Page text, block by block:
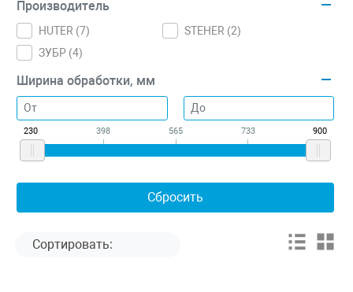
Производитель
HUTER (7) STEHER (2)
ЗУБР (4)
Ширина обработки, мм
230 398 565 733 900